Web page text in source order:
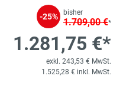
-25% bisher
1.709,00 €*
1.281,75 €*
exkl. 243,53 € MwSt.
1.525,28 € inkl. MwSt.